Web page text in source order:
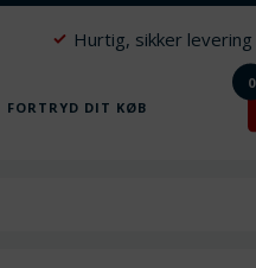
Hurtig, sikker levering
FORTRYD DIT KØB
0